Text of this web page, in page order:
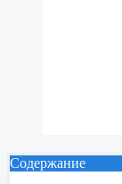
Содержание